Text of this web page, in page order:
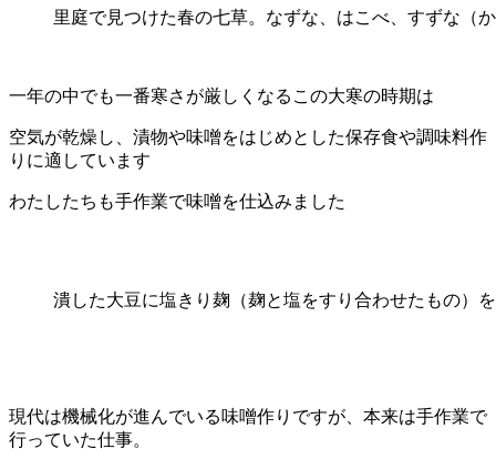
里庭で見つけた春の七草。なずな、はこべ、すずな（
一年の中でも一番寒さが厳しくなるこの大寒の時期は
空気が乾燥し、漬物や味噌をはじめとした保存食や調味料作
りに適しています
わたしたちも手作業で味噌を仕込みました
潰した大豆に塩きり麹（麹と塩をすり合わせたもの）
現代は機械化が進んでいる味噌作りですが、本来は手作業で
行っていた仕事。